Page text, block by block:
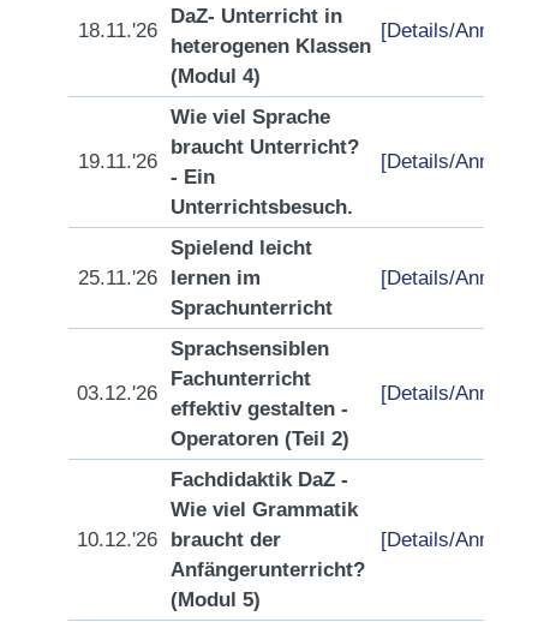
18.11.'26
DaZ- Unterricht in
heterogenen Klassen
(Modul 4)
[Details/
19.11.'26
Wie viel Sprache
braucht Unterricht?
- Ein
Unterrichtsbesuch.
[Details/
25.11.'26
Spielend leicht
lernen im
Sprachunterricht
[Details/
03.12.'26
Sprachsensiblen
Fachunterricht
effektiv gestalten -
Operatoren (Teil 2)
[Details/
10.12.'26
Fachdidaktik DaZ -
Wie viel Grammatik
braucht der
Anfängerunterricht?
(Modul 5)
[Details/